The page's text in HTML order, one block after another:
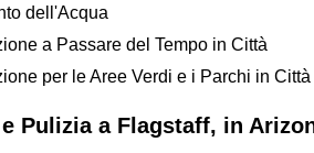
dell'Acqua
a Passare del Tempo in Città
per le Aree Verdi e i Parchi in Città
e Pulizia a Flagstaff, in